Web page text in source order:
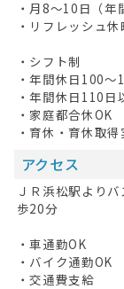
・月8～10日（年
・リフレッシュ
・シフト制
・年間休日100～
・年間休日110日
・家庭都合休OK
・育休・育休取得
アクセス
ＪＲ浜松駅より
歩20分
・車通勤OK
・バイク通勤OK
・交通費支給